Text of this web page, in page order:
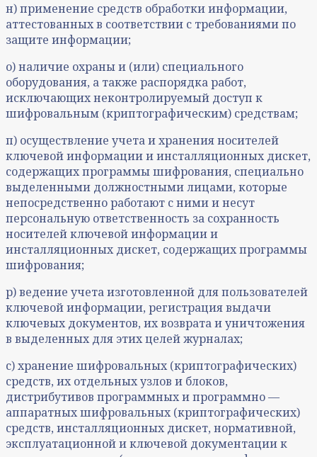
н) применение средств обработки информации,
аттестованных в соответствии с требованиями по
защите информации;
о) наличие охраны и (или) специального
оборудования, а также распорядка работ,
исключающих неконтролируемый доступ к
шифровальным (криптографическим) средствам;
п) осуществление учета и хранения носителей
ключевой информации и инсталляционных дискет,
содержащих программы шифрования, специально
выделенными должностными лицами, которые
непосредственно работают с ними и несут
персональную ответственность за сохранность
носителей ключевой информации и
инсталляционных дискет, содержащих программы
шифрования;
р) ведение учета изготовленной для пользователей
ключевой информации, регистрация выдачи
ключевых документов, их возврата и уничтожения
в выделенных для этих целей журналах;
с) хранение шифровальных (криптографических)
средств, их отдельных узлов и блоков,
дистрибутивов программных и программно —
аппаратных шифровальных (криптографических)
средств, инсталляционных дискет, нормативной,
эксплуатационной и ключевой документации к